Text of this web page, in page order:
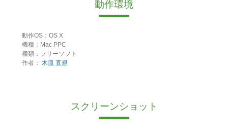
動作環境
動作OS：OS X
機種：Mac PPC
種類：フリーソフト
作者： 木皿 直規
スクリーンショット